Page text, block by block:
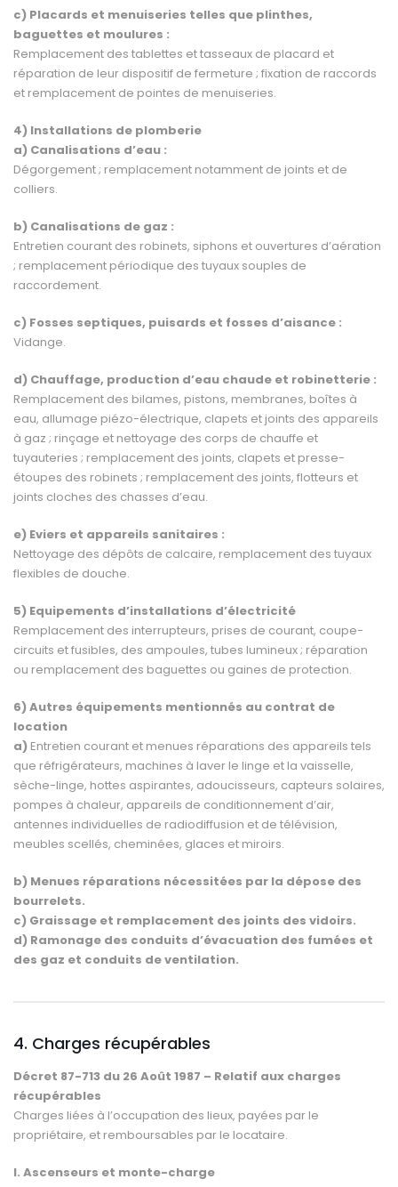
c) Placards et menuiseries telles que plinthes,
baguettes et moulures :
Remplacement des tablettes et tasseaux de placard et
réparation de leur dispositif de fermeture ; fixation de raccords
et remplacement de pointes de menuiseries.
4) Installations de plomberie
a) Canalisations d’eau :
Dégorgement ; remplacement notamment de joints et de
colliers.
b) Canalisations de gaz :
Entretien courant des robinets, siphons et ouvertures d’aération
; remplacement périodique des tuyaux souples de
raccordement.
c) Fosses septiques, puisards et fosses d’aisance :
Vidange.
d) Chauffage, production d’eau chaude et robinetterie :
Remplacement des bilames, pistons, membranes, boîtes à
eau, allumage piézo-électrique, clapets et joints des appareils
à gaz ; rinçage et nettoyage des corps de chauffe et
tuyauteries ; rempla­cement des joints, clapets et presse-
étoupes des robinets ; remplacement des joints, flotteurs et
joints cloches des chasses d’eau.
e) Eviers et appareils sanitaires :
Nettoyage des dépôts de calcaire, remplacement des tuyaux
flexibles de douche.
5) Equipements d’installations d’électricité
Remplacement des interrupteurs, prises de courant, coupe-
circuits et fusibles, des ampoules, tubes lumineux ; réparation
ou remplacement des baguettes ou gaines de protection.
6) Autres équipements mentionnés au contrat de
location
a) Entretien courant et menues réparations des appareils tels
que réfrigérateurs, machines à laver le linge et la vaisselle,
sèche-linge, hottes aspirantes, adoucisseurs, capteurs solaires,
pompes à chaleur, appareils de conditionnement d’air,
antennes individuelles de radiodiffu­sion et de télévision,
meubles scellés, cheminées, glaces et miroirs.
b) Menues réparations nécessitées par la dépose des
bourrelets.
c) Graissage et remplacement des joints des vidoirs.
d) Ramonage des conduits d’évacuation des fumées et
des gaz et conduits de ventilation.
4. Charges récupérables
Décret 87-713 du 26 Août 1987 – Relatif aux charges
récupérables
Charges liées à l’occupation des lieux, payées par le
propriétaire, et remboursables par le locataire.
I. Ascenseurs et monte-charge